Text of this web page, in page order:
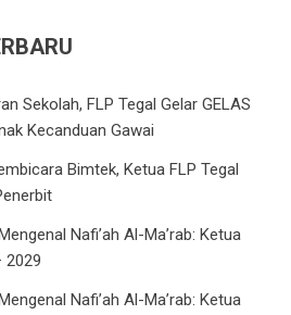
Sekolah, FLP Tegal Gelar GELAS
Kecanduan Gawai
Bimtek, Ketua FLP Tegal
Nafi’ah Al-Ma’rab: Ketua
2029
Nafi’ah Al-Ma’rab: Ketua